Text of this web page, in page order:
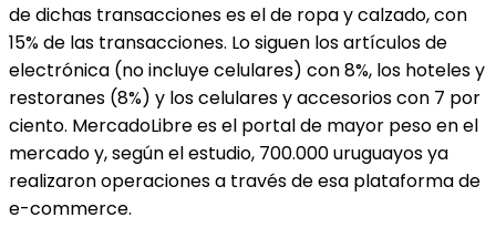
de dichas transacciones es el de ropa y calzado, con
15% de las transacciones. Lo siguen los artículos de
electrónica (no incluye celulares) con 8%, los hoteles y
restoranes (8%) y los celulares y accesorios con 7 por
ciento. MercadoLibre es el portal de mayor peso en el
mercado y, según el estudio, 700.000 uruguayos ya
realizaron operaciones a través de esa plataforma de
e-commerce.